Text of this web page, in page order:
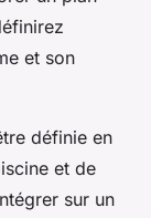
et son
définie en
et de
sur un